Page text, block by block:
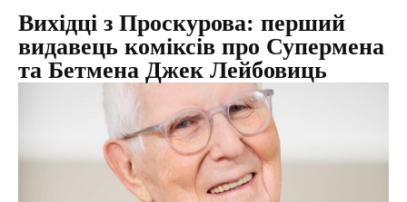
Вихідці з Проскурова: перший
видавець коміксів про Супермена
та Бетмена Джек Лейбовиць